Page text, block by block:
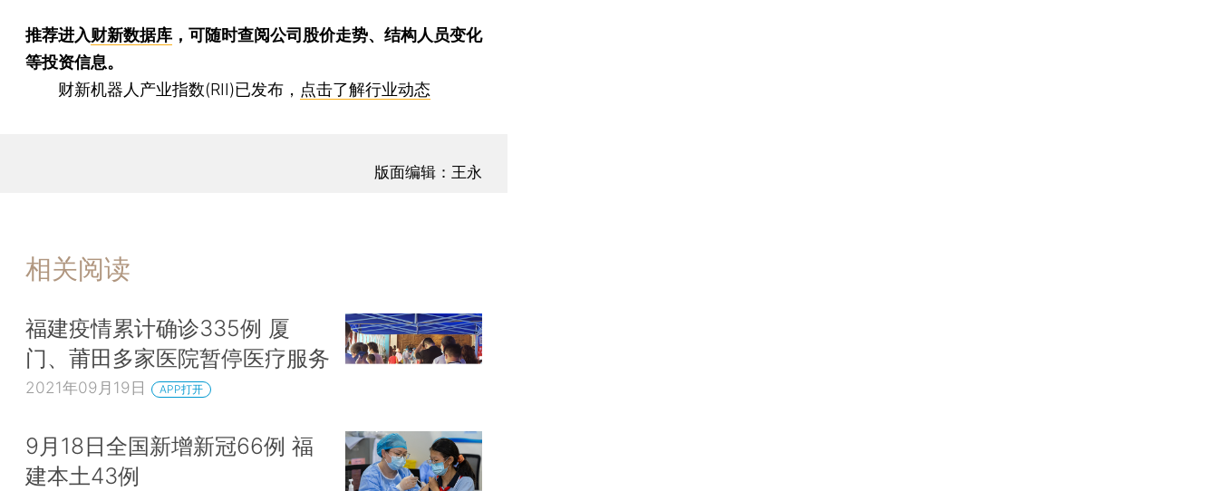
推荐进入财新数据库 ，可随时查阅公司股价走势、结构人员变化
等投资信息。
财新机器人产业指数(RII)已发布， 点击了解行业动态
版面编辑：王永
相关阅读
福建疫情累计确诊335例 厦
门、莆田多家医院暂停医疗服务
2021年09月19日 APP打开
9月18日全国新增新冠66例 福
建本土43例